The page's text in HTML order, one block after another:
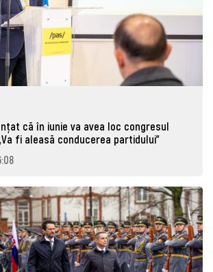
că în iunie va avea loc congresul
fi aleasă conducerea partidului”